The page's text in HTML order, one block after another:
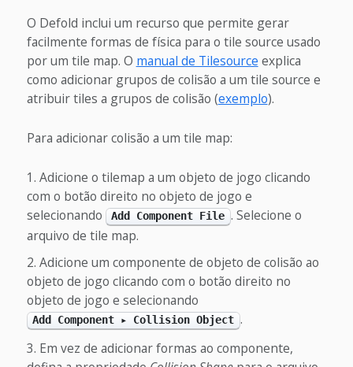
O Defold inclui um recurso que permite gerar
facilmente formas de física para o tile source usado
por um tile map. O manual de Tilesource explica
como adicionar grupos de colisão a um tile source e
atribuir tiles a grupos de colisão (exemplo).
Para adicionar colisão a um tile map:
Adicione o tilemap a um objeto de jogo clicando
com o botão direito no objeto de jogo e
selecionando
Add Component File . Selecione o
arquivo de tile map.
Adicione um componente de objeto de colisão ao
objeto de jogo clicando com o botão direito no
objeto de jogo e selecionando
Add Component ▸ Collision Object .
Em vez de adicionar formas ao componente,